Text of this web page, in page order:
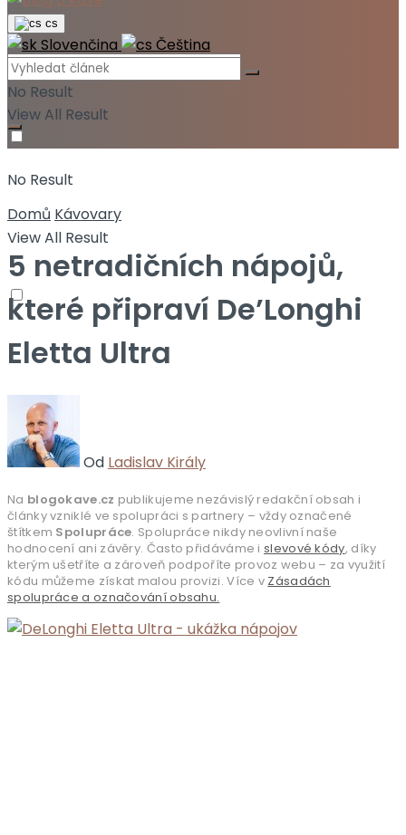
No Result
View All Result
cs
Slovenčina Čeština
No Result
View All Result
Domů Kávovary
5 netradičních nápojů,
které připraví De’Longhi
Eletta Ultra
Od Ladislav Király
Na blogokave.cz publikujeme nezávislý redakční obsah i
články vzniklé ve spolupráci s partnery – vždy označené
štítkem Spolupráce. Spolupráce nikdy neovlivní naše
hodnocení ani závěry. Často přidáváme islevové kódy, díky
kterým ušetříte a zároveň podpoříte provoz webu – za využití
kódu můžeme získat malou provizi. Více v Zásadách
spolupráce a označování obsahu.